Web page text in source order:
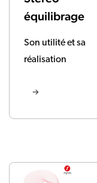
équilibrage
Son utilité et sa
réalisation